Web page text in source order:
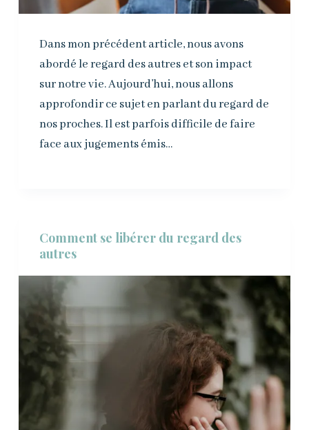
Dans mon précédent article, nous avons
abordé le regard des autres et son impact
sur notre vie. Aujourd’hui, nous allons
approfondir ce sujet en parlant du regard de
nos proches. Il est parfois difficile de faire
face aux jugements émis…
Comment se libérer du regard des
autres